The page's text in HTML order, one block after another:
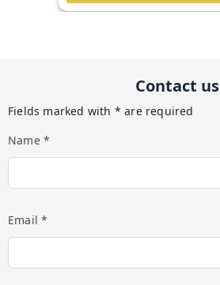
Contact us
Fields marked with * are required
Name *
Email *